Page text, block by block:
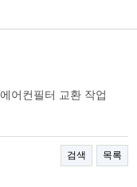
어컨필터 교환 작업
검색 목록